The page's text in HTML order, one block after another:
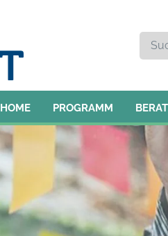
HOME PROGRAMM